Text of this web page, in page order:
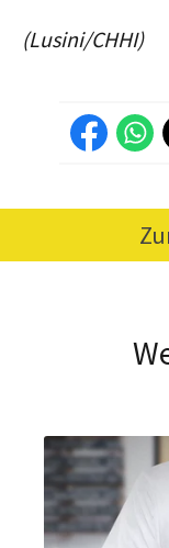
(Lusini/CHHI)